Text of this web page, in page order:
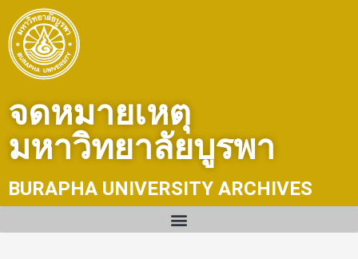
content
จดหมายเหตุ
มหาวิทยาลัยบูรพา
BURAPHA UNIVERSITY ARCHIVES